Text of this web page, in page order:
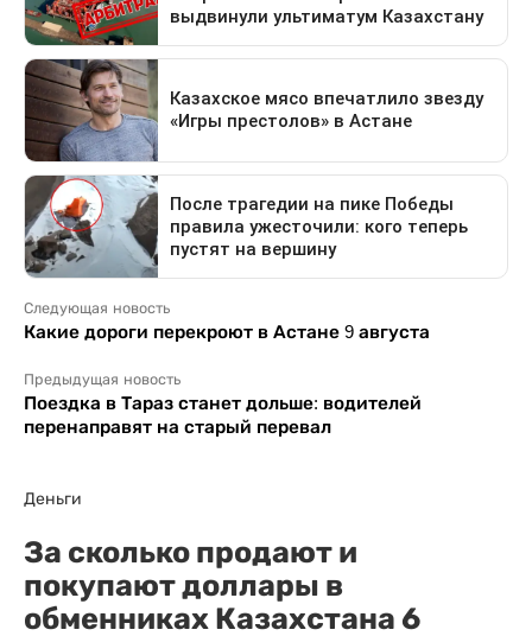
Следующая новость
Какие дороги перекроют в Астане 9 августа
Предыдущая новость
Поездка в Тараз станет дольше: водителей
перенаправят на старый перевал
Деньги
За сколько продают и
покупают доллары в
обменниках Казахстана 6